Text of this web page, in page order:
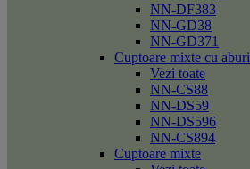
NN-DF383
NN-GD38
NN-GD371
Cuptoare mixte cu aburi
Vezi toate
NN-CS88
NN-DS59
NN-DS596
NN-CS894
Cuptoare mixte